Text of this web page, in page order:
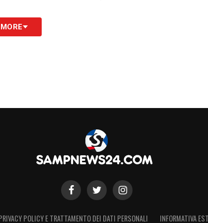
POLICY E TRATTAMENTO DEI DATI PERSONALI INFORMATIVA